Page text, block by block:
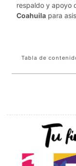
respaldo y apoyo
Coahuila para
Tabla de